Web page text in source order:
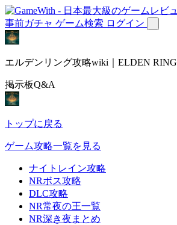
事前ガチャ ゲーム検索 ログイン
エルデンリング攻略wiki｜ELDEN RING
掲示板Q&A
トップに戻る
ゲーム攻略一覧を見る
ナイトレイン攻略
NRボス攻略
DLC攻略
NR常夜の王一覧
NR深き夜まとめ